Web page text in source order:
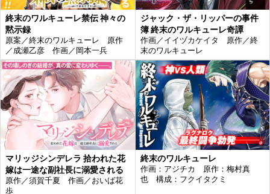
終末のワルキューレ禁伝 神々の
黙示録
原案／終末のワルキューレ 原作
／成瀬乙彦 作画／岡本一兵
ジャック・ザ・リッパーの事件
簿 終末のワルキューレ奇譚
作画／イイヅカケイタ 原作／終
末のワルキューレ
マリッジシンデレラ 拾われた花
嫁は一途な副社長に溺愛される
原作／須賀千夏 作画／おいば花
歩
終末のワルキューレ
作画：アジチカ 原作：梅村真
也 構成：フクイタクミ